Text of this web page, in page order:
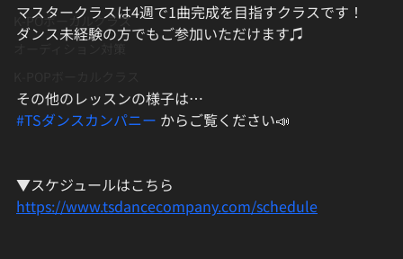
K-POボーカルクラス
マスタークラスは4週で1曲完成を目指すクラスです！
ダンス未経験の方でもご参加いただけます♫
その他のレッスンの様子は…
#TSダンスカンパニー からご覧ください📣
▼スケジュールはこちら
https://www.tsdancecompany.com/schedule